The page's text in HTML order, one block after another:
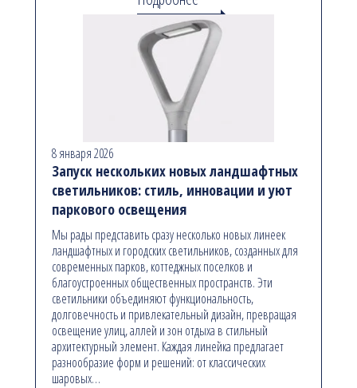
8 января 2026
Запуск нескольких новых ландшафтных
светильников: стиль, инновации и уют
паркового освещения
Мы рады представить сразу несколько новых линеек
ландшафтных и городских светильников, созданных для
современных парков, коттеджных поселков и
благоустроенных общественных пространств. Эти
светильники объединяют функциональность,
долговечность и привлекательный дизайн, превращая
освещение улиц, аллей и зон отдыха в стильный
архитектурный элемент. Каждая линейка предлагает
разнообразие форм и решений: от классических
шаровых…